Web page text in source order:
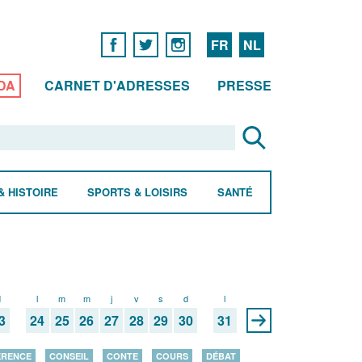
FR NL
CARNET D'ADRESSES PRESSE
HISTOIRE SPORTS & LOISIRS SANTÉ
l
24
m
25
m
26
j
27
v
28
s
29
d
30
l
31
CONSEIL CONTE COURS
DÉBAT